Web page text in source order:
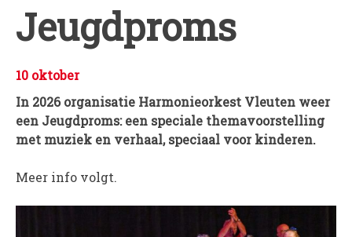
HOV-D
HOV-O
Bloaskapel Vleuten
Saxofoonkwartet Hova Zembla
PROJECTEN
Muziek is de Basis!
Jeugdproms
10 oktober
In 2026 organisatie Harmonieorkest Vleuten weer
een Jeugdproms: een speciale themavoorstelling
met muziek en verhaal, speciaal voor kinderen.
Meer info volgt.